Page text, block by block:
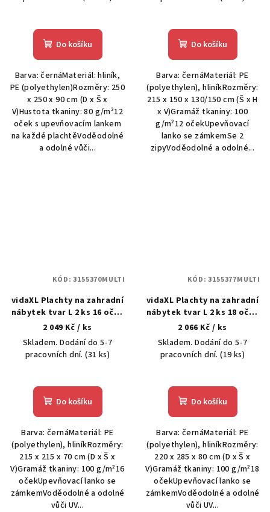
Do košíku
Barva: černáMateriál: hliník,
PE (polyethylen)Rozměry: 250
x 250 x 90 cm (D x Š x
V)Hustota tkaniny: 80 g/m²12
oček s upevňovacím lankem
na každé plachtěVoděodolné
a odolné vůči...
Do košíku
Barva: černáMateriál: PE
(polyethylen), hliníkRozměry:
215 x 150 x 130/150 cm (Š x H
x V)Gramáž tkaniny: 100
g/m²12 očekUpevňovací
lanko se zámkemSe 2
zipyVoděodolné a odolné...
vidaXL Plachty na zahradní
nábytek tvar L 2 ks 16 oček
215x215x70 cm
2 049 Kč / ks
Skladem. Dodání do 5-7
pracovních dní.(31 ks)
Do košíku
Barva: černáMateriál: PE
(polyethylen), hliníkRozměry:
215 x 215 x 70 cm (D x Š x
V)Gramáž tkaniny: 100 g/m²16
očekUpevňovací lanko se
zámkemVoděodolné a odolné
vůči UV...
KÓD:3155370MULTI
vidaXL Plachty na zahradní
nábytek tvar L 2 ks 18 oček
220x285x80 cm
2 066 Kč / ks
Skladem. Dodání do 5-7
pracovních dní.(19 ks)
Do košíku
Barva: černáMateriál: PE
(polyethylen), hliníkRozměry:
220 x 285 x 80 cm (D x Š x
V)Gramáž tkaniny: 100 g/m²18
očekUpevňovací lanko se
zámkemVoděodolné a odolné
vůči UV...
KÓD:3155377MULTI